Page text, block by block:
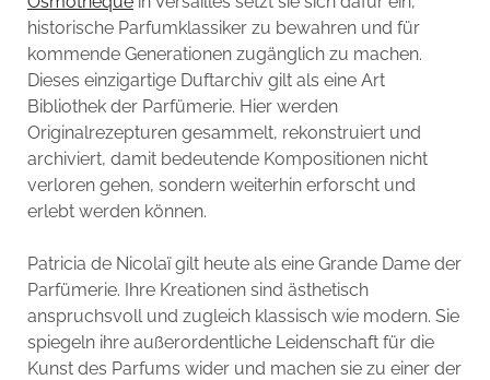
historische Parfumklassiker zu bewahren und für
kommende Generationen zugänglich zu machen.
Dieses einzigartige Duftarchiv gilt als eine Art
Bibliothek der Parfümerie. Hier werden
Originalrezepturen gesammelt, rekonstruiert und
archiviert, damit bedeutende Kompositionen nicht
verloren gehen, sondern weiterhin erforscht und
erlebt werden können.
Patricia de Nicolaï gilt heute als eine Grande Dame der
Parfümerie. Ihre Kreationen sind ästhetisch
anspruchsvoll und zugleich klassisch wie modern. Sie
spiegeln ihre außerordentliche Leidenschaft für die
Kunst des Parfums wider und machen sie zu einer der